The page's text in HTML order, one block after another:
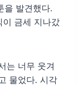
을 발견했다.
금세 지나갔
는 너무 웃겨
물었다. 시각